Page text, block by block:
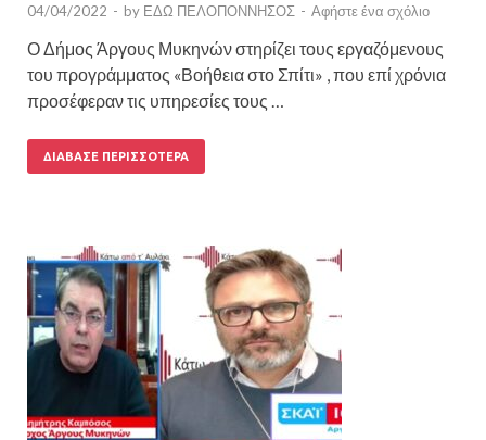
04/04/2022 - by ΕΔΩ ΠΕΛΟΠΟΝΝΗΣΟΣ - Αφήστε ένα σχόλιο
Ο Δήμος Άργους Μυκηνών στηρίζει τους εργαζόμενους
του προγράμματος «Βοήθεια στο Σπίτι» , που επί χρόνια
προσέφεραν τις υπηρεσίες τους …
ΔΙΆΒΑΣΕ ΠΕΡΙΣΣΌΤΕΡΑ